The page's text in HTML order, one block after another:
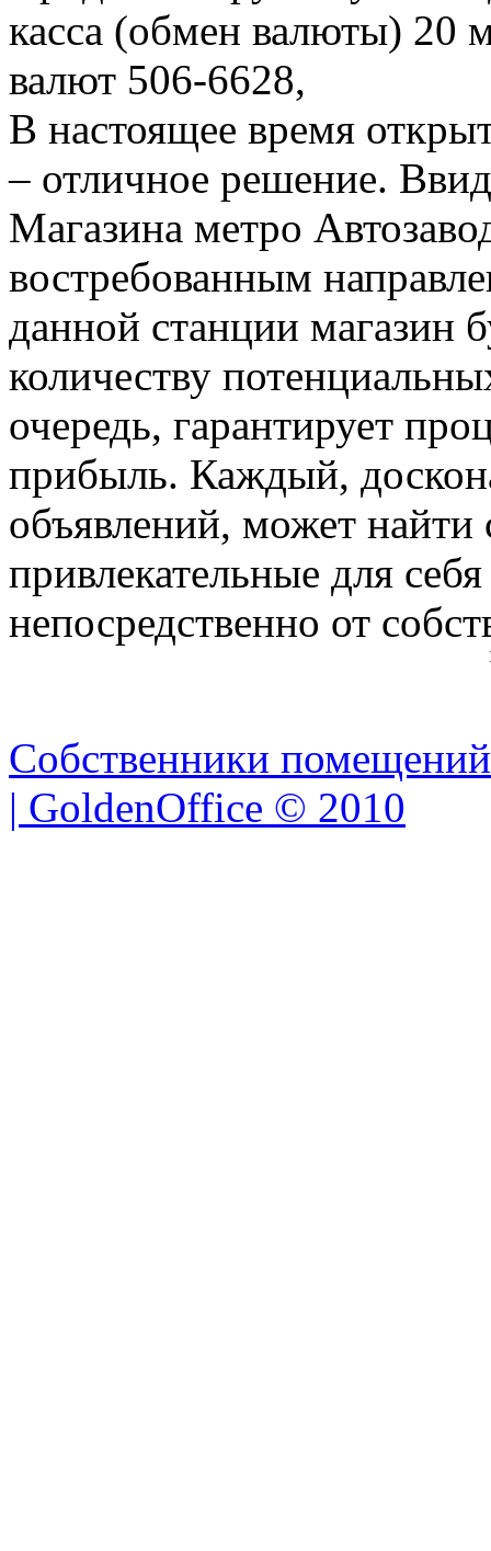
касса (обмен валюты) 20
валют 506-6628,
В настоящее время
– отличное решение.
Магазина метро
востребованным
данной станции магазин
количеству
очередь, гарантирует
прибыль. Каждый,
объявлений, может
привлекательные для
непосредственно от
Собственники
| GoldenOffice © 2010